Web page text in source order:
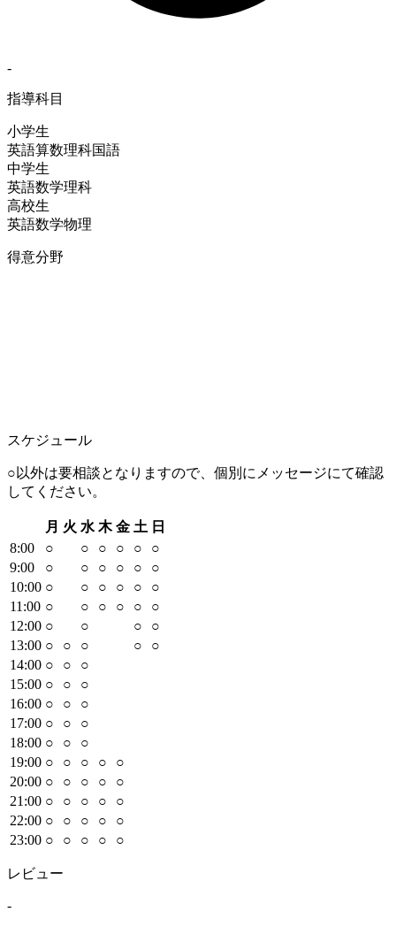
-
指導科目
小学生
英語算数理科国語
中学生
英語数学理科
高校生
英語数学物理
得意分野
スケジュール
○以外は要相談となりますので、個別にメッセージにて確認
してください。
月 火 水 木 金 土 日
8:00 ○ ○ ○ ○ ○
○
9:00 ○ ○ ○ ○ ○
○
10:00 ○ ○ ○ ○ ○
○
11 :00 ○ ○ ○ ○ ○
○
12:00 ○ ○ ○
○
13:00 ○ ○ ○ ○
○
14:00 ○ ○
○
15:00 ○ ○
○
16:00 ○ ○
○
17:00 ○ ○
○
18:00 ○ ○
○
19:00 ○ ○ ○ ○
○
20:00 ○ ○ ○ ○
○
21 :00 ○ ○ ○ ○
○
22:00 ○ ○ ○ ○
○
23:00 ○ ○ ○ ○ ○
レビュー
-